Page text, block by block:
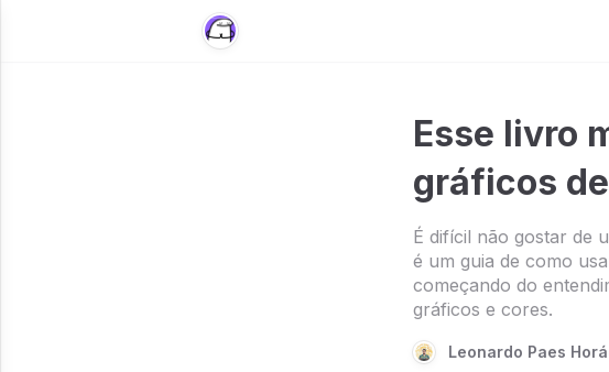
Esse livro
gráficos
É difícil não gostar de
é um guia de como
começando do
gráficos e cores.
Leonardo Paes